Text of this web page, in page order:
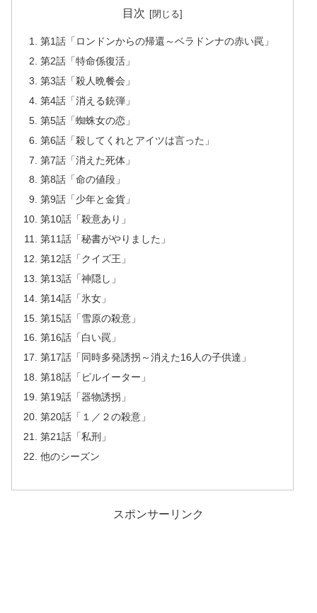
目次
第1話「ロンドンからの帰還～ベラドンナの赤い罠」
第2話「特命係復活」
第3話「殺人晩餐会」
第4話「消える銃弾」
第5話「蜘蛛女の恋」
第6話「殺してくれとアイツは言った」
第7話「消えた死体」
第8話「命の値段」
第9話「少年と金貨」
第10話「殺意あり」
第11話「秘書がやりました」
第12話「クイズ王」
第13話「神隠し」
第14話「氷女」
第15話「雪原の殺意」
第16話「白い罠」
第17話「同時多発誘拐～消えた16人の子供達」
第18話「ピルイーター」
第19話「器物誘拐」
第20話「１／２の殺意」
第21話「私刑」
他のシーズン
スポンサーリンク